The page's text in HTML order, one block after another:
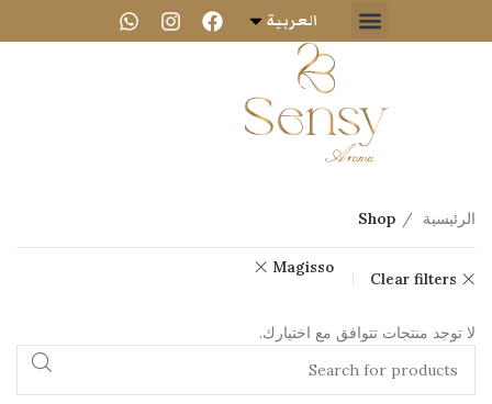
العربية
الرئيسية Shop
Clear filters
Magisso
لا توجد منتجات تتوافق مع اختيارك.